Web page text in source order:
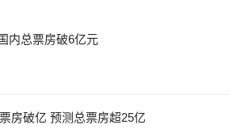
内总票房破6亿元
房破亿 预测总票房超25亿